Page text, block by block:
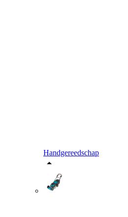
Handgereedschap